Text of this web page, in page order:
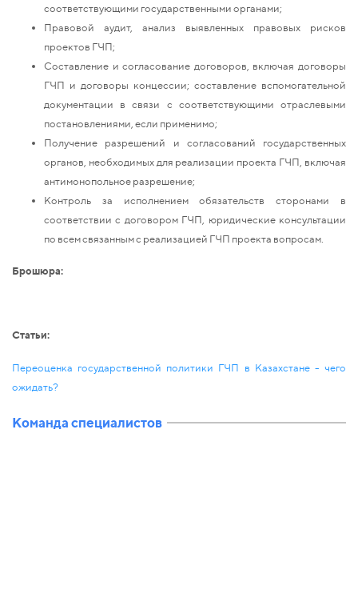
соответствующими государственными органами;
Правовой аудит, анализ выявленных правовых рисков
проектов ГЧП;
Составление и согласование договоров, включая договоры
ГЧП и договоры концессии; составление вспомогательной
документации в связи с соответствующими отраслевыми
постановлениями, если применимо;
Получение разрешений и согласований государственных
органов, необходимых для реализации проекта ГЧП, включая
антимонопольное разрешение;
Контроль за исполнением обязательств сторонами в
соответствии с договором ГЧП, юридические консультации
по всем связанным с реализацией ГЧП проекта вопросам.
Брошюра:
Статьи:
Переоценка государственной политики ГЧП в Казахстане - чего
ожидать?
Команда специалистов